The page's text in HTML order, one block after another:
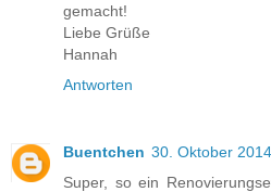
gemacht!
Liebe Grüße
Hannah
Antworten
Buentchen 30. Oktober
Super, so ein